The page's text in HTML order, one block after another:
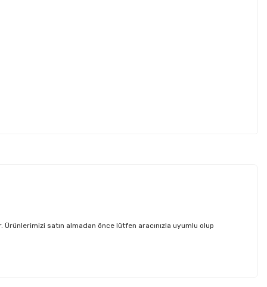
satın almadan önce lütfen aracınızla uyumlu olup